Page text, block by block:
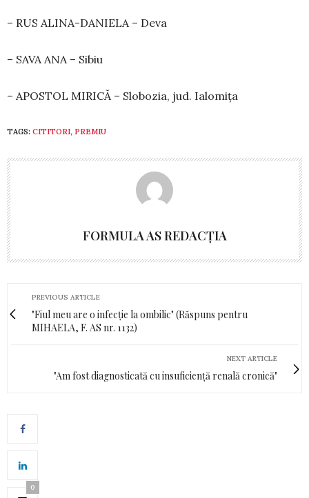
– RUS ALINA-DANIELA – Deva
– SAVA ANA – Sibiu
– APOSTOL MIRICĂ – Slobozia, jud. Ialomița
TAGS: CITITORI, PREMIU
FORMULA AS REDACȚIA
PREVIOUS ARTICLE
"Fiul meu are o infecție la ombilic" (Răspuns pentru
MIHAELA, F. AS nr. 1132)
NEXT ARTICLE
"Am fost diagnosticată cu insuficiență renală cronică"
0